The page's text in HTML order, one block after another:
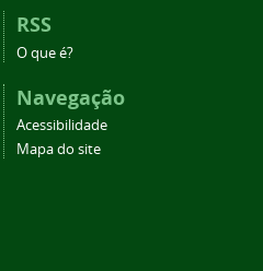
RSS
O que é?
Navegação
Acessibilidade
Mapa do site